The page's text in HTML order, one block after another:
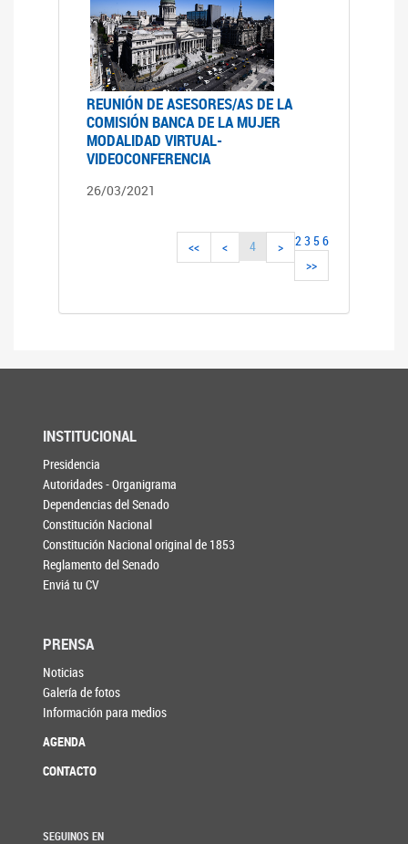
REUNIÓN DE ASESORES/AS DE LA
COMISIÓN BANCA DE LA MUJER
MODALIDAD VIRTUAL-
VIDEOCONFERENCIA
26/03/2021
<< < 23
4 56
>
>>
INSTITUCIONAL
Presidencia
Autoridades - Organigrama
Dependencias del Senado
Constitución Nacional
Constitución Nacional original de 1853
Reglamento del Senado
Enviá tu CV
PRENSA
Noticias
Galería de fotos
Información para medios
AGENDA
CONTACTO
SEGUINOS EN